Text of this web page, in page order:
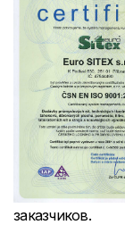
заказчиков.